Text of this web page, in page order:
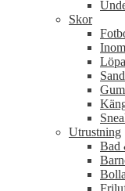
Skor
Utrustning
Bad